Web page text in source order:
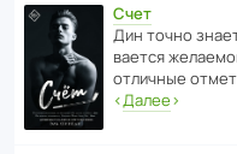
Счет
Дин точно
ва­ется
отли­чные
‹Далее›